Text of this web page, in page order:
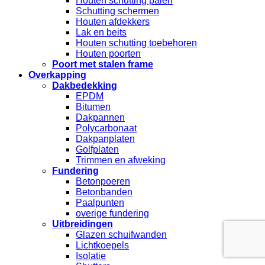
Schutting schermen
Houten afdekkers
Lak en beits
Houten schutting toebehoren
Houten poorten
Poort met stalen frame
Overkapping
Dakbedekking
EPDM
Bitumen
Dakpannen
Polycarbonaat
Dakpanplaten
Golfplaten
Trimmen en afweking
Fundering
Betonpoeren
Betonbanden
Paalpunten
overige fundering
Uitbreidingen
Glazen schuifwanden
Lichtkoepels
Isolatie